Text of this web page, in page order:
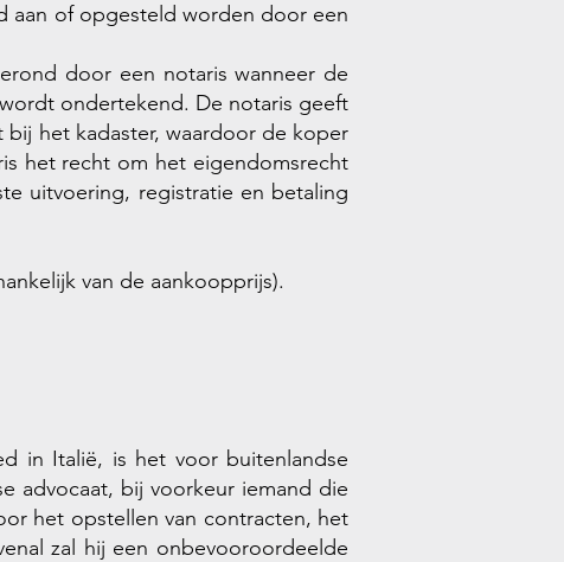
aan of opgesteld worden door een
door een notaris wanneer de
ondertekend. De notaris geeft
het kadaster, waardoor de koper
het recht om het eigendomsrecht
uitvoering, registratie en betaling
van de aankoopprijs).
in Italië, is het voor buitenlandse
advocaat, bij voorkeur iemand die
het opstellen van contracten, het
zal hij een onbevooroordeelde